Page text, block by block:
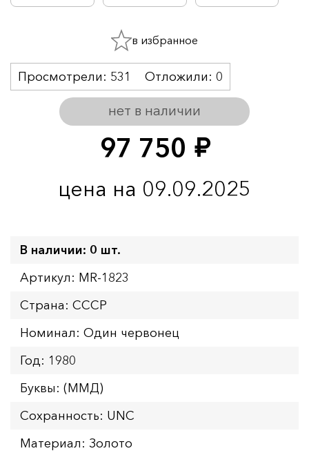
97 750 руб.
цена на 09.09.2025
нет в наличии
Просмотрели: 531 Отложили: 0
в избранное
В наличии: 0 шт.
Артикул: MR-1823
Страна: СССР
Номинал: Один червонец
Год: 1980
Буквы: (ММД)
Сохранность: UNC
Материал: Золото